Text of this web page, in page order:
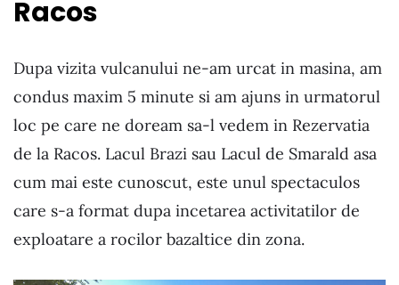
Racos
Dupa vizita vulcanului ne-am urcat in masina, am
condus maxim 5 minute si am ajuns in urmatorul
loc pe care ne doream sa-l vedem in Rezervatia
de la Racos. Lacul Brazi sau Lacul de Smarald asa
cum mai este cunoscut, este unul spectaculos
care s-a format dupa incetarea activitatilor de
exploatare a rocilor bazaltice din zona.